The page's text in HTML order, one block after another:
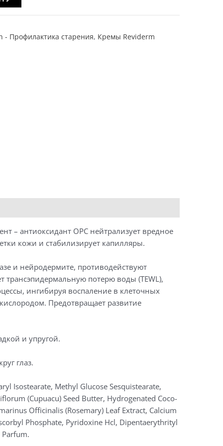
- Профилактика старения, Кремы Reviderm
– антиоксидант OPC нейтрализует вредное
кожи и стабилизирует капилляры.
и нейродермите, противодействуют
потерю воды (TEWL),
ингибируя воспаление в клеточных
Предотвращает развитие
и упругой.
глаз.
Isostearate, Methyl Glucose Sesquistearate,
(Cupuacu) Seed Butter, Hydrogenated Coco-
Officinalis (Rosemary) Leaf Extract, Calcium
Phosphate, Pyridoxine Hcl, Dipentaerythrityl